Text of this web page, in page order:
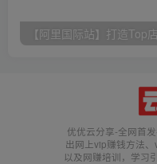
优优云分享-全网首
出网上vip赚钱方法
以及网赚培训，学习